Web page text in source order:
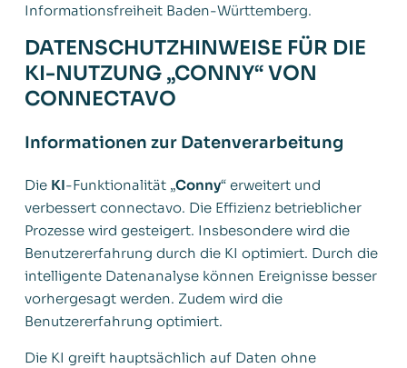
Informationsfreiheit Baden-Württemberg.
DATENSCHUTZHINWEISE FÜR DIE
KI-NUTZUNG „CONNY“ VON
CONNECTAVO
Informationen zur Datenverarbeitung
Die KI-Funktionalität „Conny“ erweitert und
verbessert connectavo. Die Effizienz betrieblicher
Prozesse wird gesteigert. Insbesondere wird die
Benutzererfahrung durch die KI optimiert. Durch die
intelligente Datenanalyse können Ereignisse besser
vorhergesagt werden. Zudem wird die
Benutzererfahrung optimiert.
Die KI greift hauptsächlich auf Daten ohne